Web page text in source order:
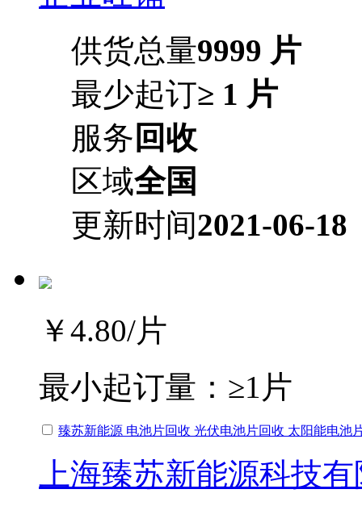
供货总量9999 片
最少起订≥ 1 片
服务 回收
区域全国
更新时间2021-06-18
￥4.80/片
最小起订量： ≥1片
臻苏新能源 电池片回收 光伏电池片回收 太阳能电池
上海臻苏新能源科技